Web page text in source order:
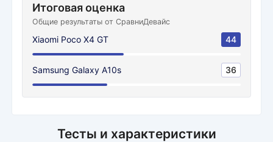
Итоговая оценка
Общие результаты от СравниДевайс
Xiaomi Poco X4 GT 44
Samsung Galaxy A10s 36
Тесты и характеристики